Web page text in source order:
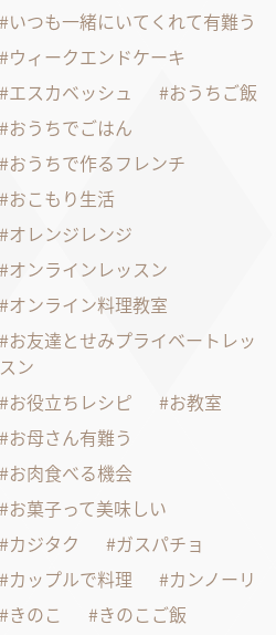
いつも一緒にいてくれて有難う
ウィークエンドケーキ
エスカベッシュ
おうちご飯
おうちでごはん
おうちで作るフレンチ
おこもり生活
オレンジレンジ
オンラインレッスン
オンライン料理教室
お友達とせみプライベートレッ
スン
お役立ちレシピ
お教室
お母さん有難う
お肉食べる機会
お菓子って美味しい
カジタク
ガスパチョ
カップルで料理
カンノーリ
きのこ
きのこご飯